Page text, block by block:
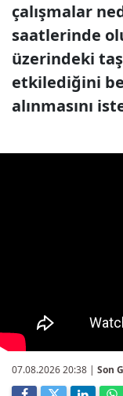
çalışmalar
saatlerinde
üzerindeki
etkilediğini
alınmasını
07.08.2026 20:38 | Son